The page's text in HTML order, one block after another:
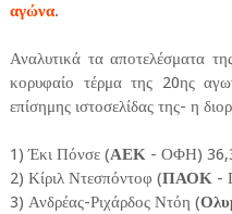
αγώνα.
Αναλυτικά τα αποτελέσματα
κορυφαίο τέρμα της 20ης
επίσημης ιστοσελίδας της- η
1) Έκι Πόνσε (ΑΕΚ- ΟΦΗ)
2) Κίριλ Ντεσπόντοφ (ΠΑΟΚ-
3) Ανδρέας-Ριχάρδος Ντόη (